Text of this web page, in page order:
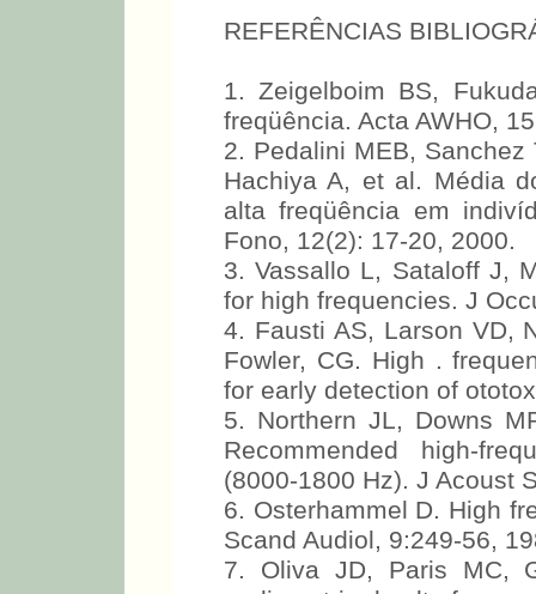
16.000 Hz.
REFERÊNCIAS
1. Zeigelboim BS,
freqüência. Acta AWHO,
2. Pedalini MEB, Sanchez
Hachiya A, et al. Média
alta freqüência em
Fono, 12(2): 17-20, 2000.
3. Vassallo L, Sataloff J,
for high frequencies. J
4. Fausti AS, Larson VD,
Fowler, CG. High .
for early detection of
5. Northern JL, Downs
Recommended high-
(8000-1800 Hz). J Acoust
6. Osterhammel D. High